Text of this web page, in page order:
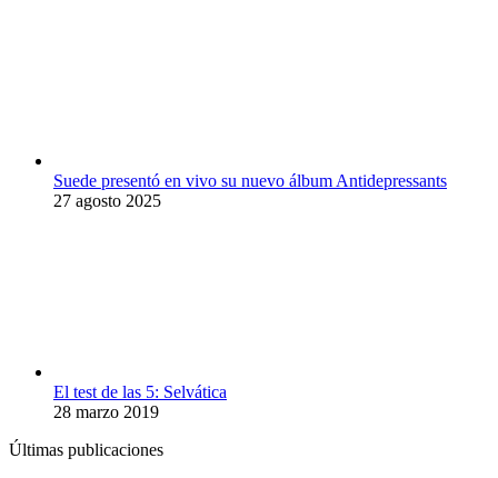
Suede presentó en vivo su nuevo álbum Antidepressants
27 agosto 2025
El test de las 5: Selvática
28 marzo 2019
Últimas publicaciones